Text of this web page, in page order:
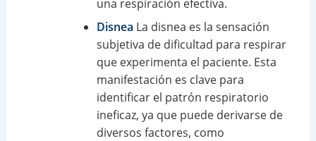
una respiración efectiva.
Disnea La disnea es la sensación
subjetiva de dificultad para respirar
que experimenta el paciente. Esta
manifestación es clave para
identificar el patrón respiratorio
ineficaz, ya que puede derivarse de
diversos factores, como